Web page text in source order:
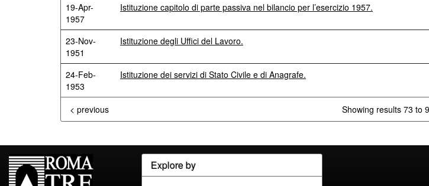
19-Apr-
1957
Istituzione capitolo di parte passiva nel bilancio per l’esercizio 1957.
23-Nov-
1951
Istituzione degli Uffici del Lavoro.
24-Feb-
1953
Istituzione dei servizi di Stato Civile e di Anagrafe.
Showing results 73 to
< previous
Explore by